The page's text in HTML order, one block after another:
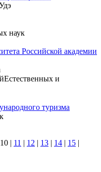
наук
Российской академии
Естественных и
туризма
10 | 11 | 12 | 13 | 14 | 15 |